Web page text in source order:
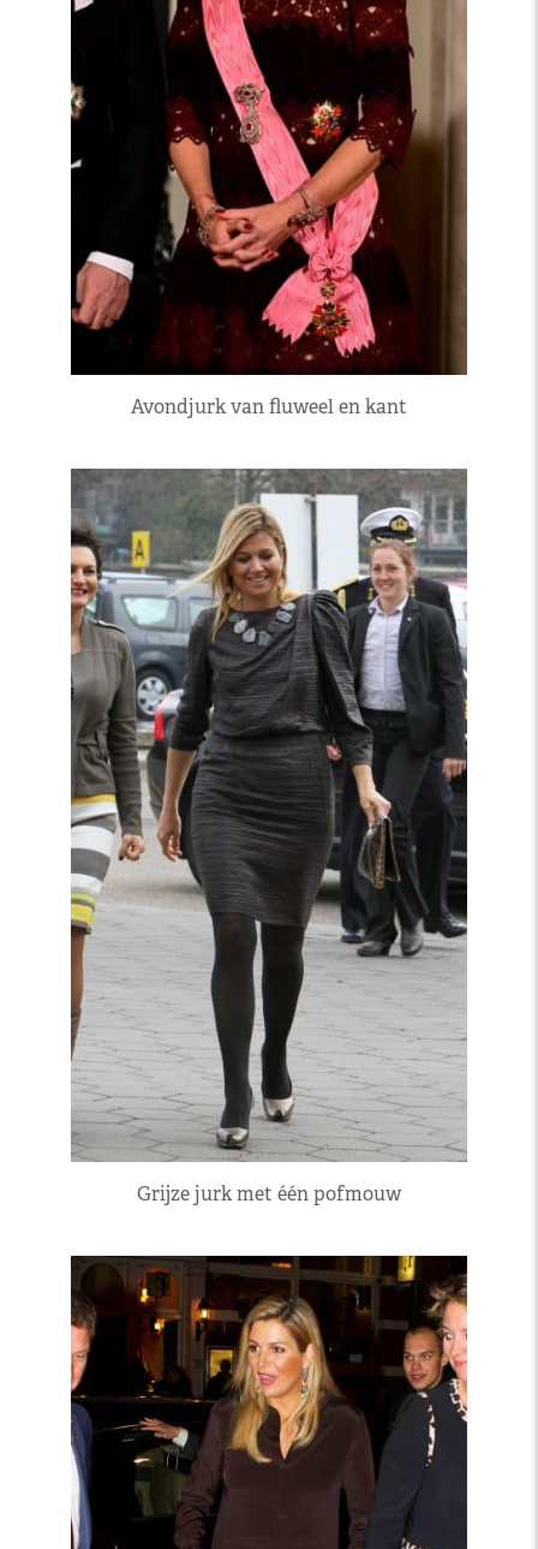
Avondjurk van fluweel en kant
Grijze jurk met één pofmouw